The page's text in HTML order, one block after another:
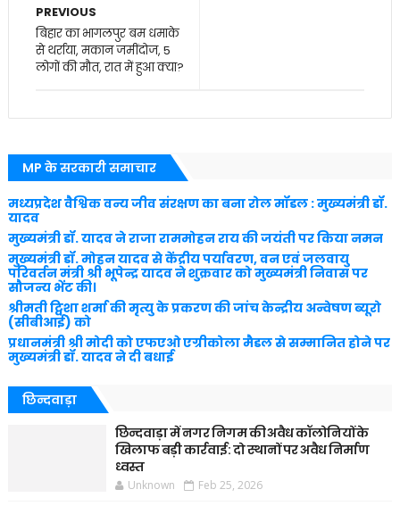
PREVIOUS
बिहार का भागलपुर बम धमाके
से थर्राया, मकान जमींदोज, 5
लोगों की मौत, रात में हुआ क्या?
MP के सरकारी समाचार
मध्यप्रदेश वैश्विक वन्य जीव संरक्षण का बना रोल मॉडल : मुख्यमंत्री डॉ.
यादव
मुख्यमंत्री डॉ. यादव ने राजा राममोहन राय की जयंती पर किया नमन
मुख्यमंत्री डॉ. मोहन यादव से केंद्रीय पर्यावरण, वन एवं जलवायु
परिवर्तन मंत्री श्री भूपेन्द्र यादव ने शुक्रवार को मुख्यमंत्री निवास पर
सौजन्य भेंट की।
श्रीमती ट्विशा शर्मा की मृत्यु के प्रकरण की जांच केन्द्रीय अन्वेषण ब्यूरो
(सीबीआई) को
प्रधानमंत्री श्री मोदी को एफएओ एग्रीकोला मैडल से सम्मानित होने पर
मुख्यमंत्री डॉ. यादव ने दी बधाई
छिन्दवाड़ा
छिन्दवाड़ा में नगर निगम की अवैध कॉलोनियों के
खिलाफ बड़ी कार्रवाई: दो स्थानों पर अवैध निर्माण
ध्वस्त
Unknown Feb 25, 2026